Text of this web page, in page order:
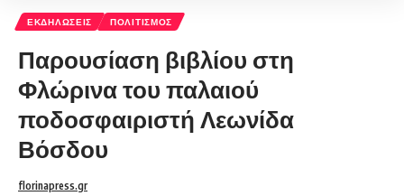
ΕΚΔΗΛΏΣΕΙΣ ΠΟΛΙΤΙΣΜΌΣ
Παρουσίαση βιβλίου στη
Φλώρινα του παλαιού
ποδοσφαιριστή Λεωνίδα
Βόσδου
florinapress.gr